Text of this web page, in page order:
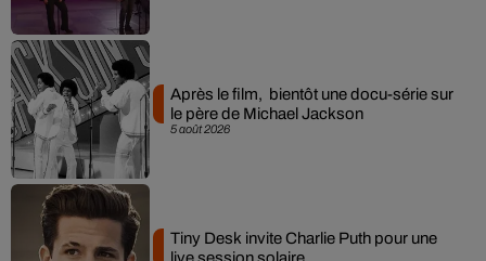
5 août 2026
Après le film, bientôt une docu-série sur
le père de Michael Jackson
Tiny Desk invite Charlie Puth pour une